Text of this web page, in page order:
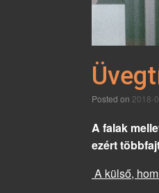
Posted on 2018-
A falak
ezért
A külső,